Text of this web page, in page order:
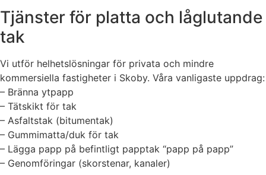
Tjänster för platta och låglutande
tak
Vi utför helhetslösningar för privata och mindre
kommersiella fastigheter i Skoby. Våra vanligaste uppdrag:
– Bränna ytpapp
– Tätskikt för tak
– Asfaltstak (bitumentak)
– Gummimatta/duk för tak
– Lägga papp på befintligt papptak “papp på papp”
– Genomföringar (skorstenar, kanaler)